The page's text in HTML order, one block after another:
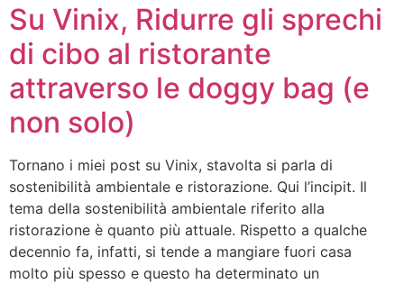
Su Vinix, Ridurre gli sprechi
di cibo al ristorante
attraverso le doggy bag (e
non solo)
Tornano i miei post su Vinix, stavolta si parla di
sostenibilità ambientale e ristorazione. Qui l’incipit. Il
tema della sostenibilità ambientale riferito alla
ristorazione è quanto più attuale. Rispetto a qualche
decennio fa, infatti, si tende a mangiare fuori casa
molto più spesso e questo ha determinato un